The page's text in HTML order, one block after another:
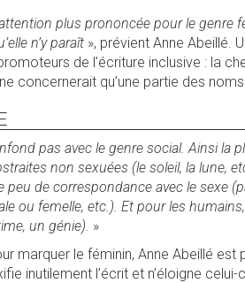
plus prononcée pour le genre
n’y paraît », prévient Anne Abeillé.
de l’écriture inclusive : la
concernerait qu’une partie des
pas avec le genre social. Ainsi la
non sexuées (le soleil, la lune,
peu de correspondance avec le sexe
ou femelle, etc.). Et pour les
un génie). »
marquer le féminin, Anne Abeillé est
inutilement l’écrit et n’éloigne celui-